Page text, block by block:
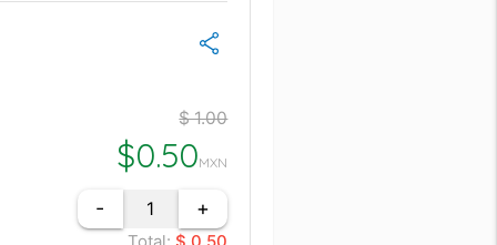
$ 1.00
$0.50MXN
- +
Total:$ 0.50